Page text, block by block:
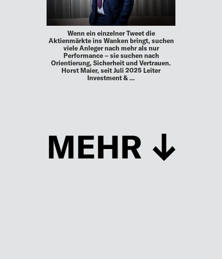
Wenn ein einzelner Tweet die
Aktienmärkte ins Wanken bringt, suchen
viele Anleger nach mehr als nur
Performance – sie suchen nach
Orientierung, Sicherheit und Vertrauen.
Horst Maier, seit Juli 2025 Leiter
Investment & …
MEHR